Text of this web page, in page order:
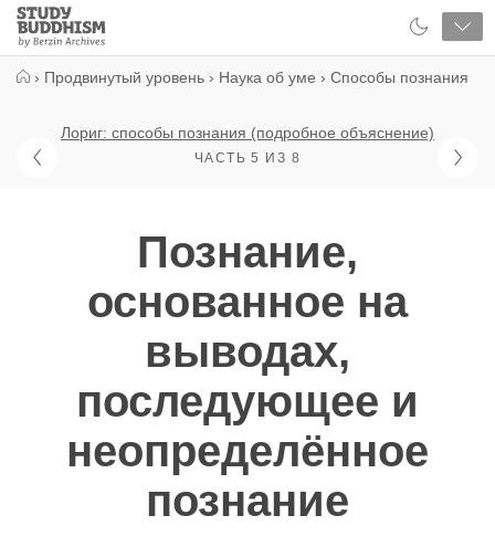
Close
Study
Buddhism
› Продвинутый уровень › Наука об уме › Способы познания
Лориг: способы познания (подробное объяснение)
ЧАСТЬ 5 ИЗ 8
Познание,
основанное на
выводах,
последующее и
неопределённое
познание